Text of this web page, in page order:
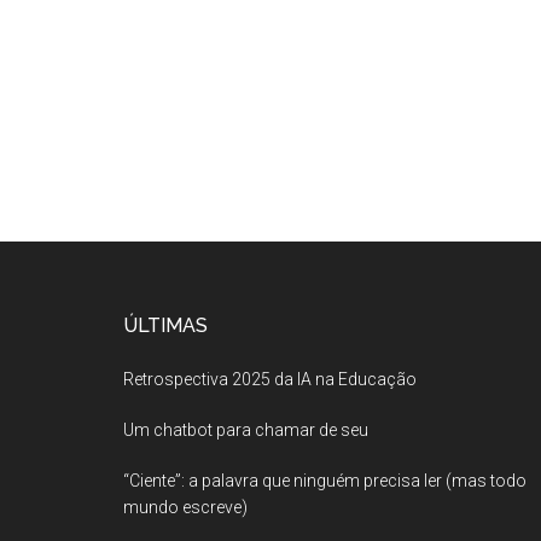
ÚLTIMAS
Retrospectiva 2025 da IA na Educação
Um chatbot para chamar de seu
“Ciente”: a palavra que ninguém precisa ler (mas todo
mundo escreve)